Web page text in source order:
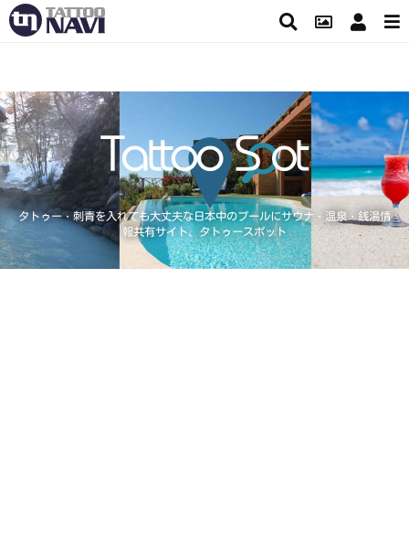
タトゥー・刺青を入れても大丈夫な日本中のプールにサウナ・温泉・銭湯情
報共有サイト、タトゥースポット